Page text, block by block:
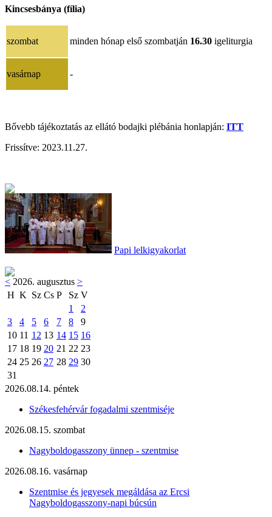
Kincsesbánya (fília)
szombat minden hónap első szombatján 16.30 igeliturgia
vasárnap -
Bővebb tájékoztatás az ellátó bodajki plébánia honlapján: ITT
Frissítve: 2023.11.27.
Papi lelkigyakorlat
< 2026. augusztus >
H K Sz Cs P Sz V
1
2
3
4 5 6 7 8
9
10 11 12 13 14 15 16
17 18 19 20 21 22 23
24 25 26 27 28 29 30
31
2026.08.14. péntek
Székesfehérvár fogadalmi szentmiséje
2026.08.15. szombat
Nagyboldogasszony ünnep - szentmise
2026.08.16. vasárnap
Szentmise és jegyesek megáldása az Ercsi
Nagyboldogasszony-napi búcsún